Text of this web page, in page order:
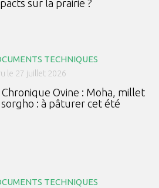
sur la prairie ?
TECHNIQUES
le 27 juillet 2026
Chronique Ovine : Moha, millet
: à pâturer cet été
TECHNIQUES